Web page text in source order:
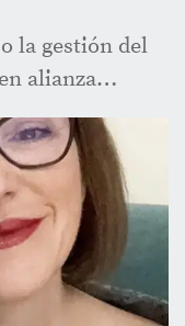
la gestión del
alianza…